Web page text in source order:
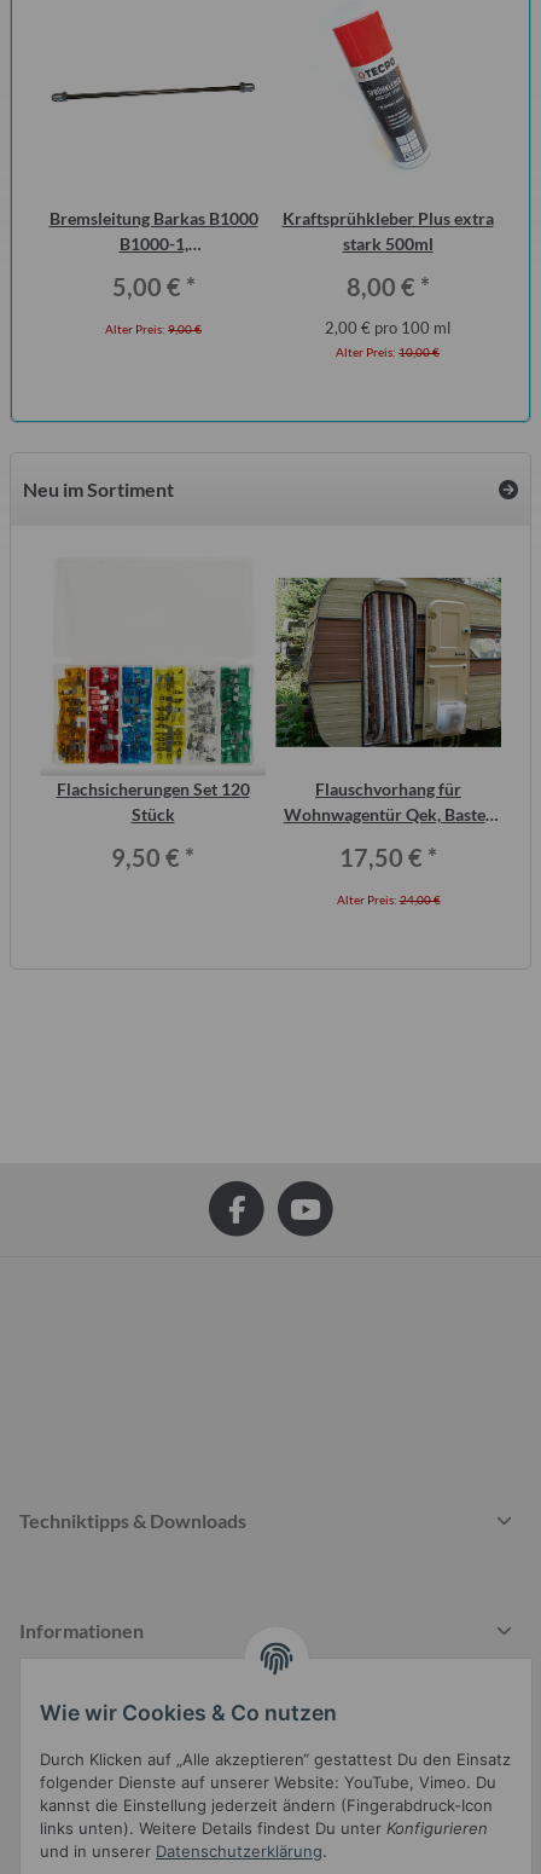
Bremsleitung Barkas B1000
B1000-1,
5,00 € *
Alter Preis: 9,00 €
Kraftsprühkleber Plus extra
stark 500ml
8,00 € *
2,00 € pro 100 ml
Alter Preis: 10,00 €
Neu im Sortiment
Flachsicherungen Set 120
Stück
9,50 € *
Flauschvorhang für
Wohnwagentür Qek, Bastei,
17,50 € *
Alter Preis:24,00 €
Techniktipps & Downloads
Informationen
Wie wir Cookies & Co nutzen
Durch Klicken auf „Alle akzeptieren“ gestattest Du den Einsatz
folgender Dienste auf unserer Website: YouTube, Vimeo. Du
kannst die Einstellung jederzeit ändern (Fingerabdruck-Icon
links unten). Weitere Details findest Du unter Konfigurieren
und in unserer Datenschutzerklärung.